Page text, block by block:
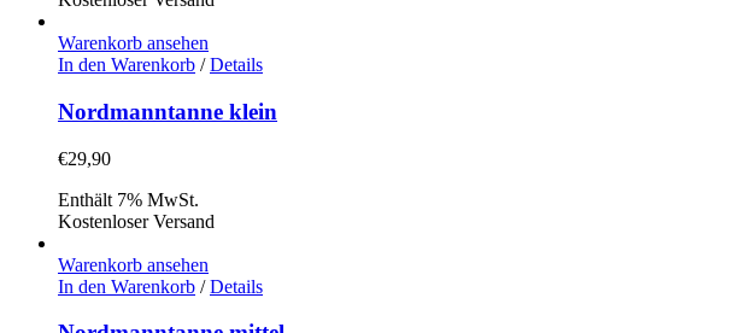
Warenkorb ansehen
In den Warenkorb / Details
Nordmanntanne klein
€29,90
Enthält 7% MwSt.
Kostenloser Versand
Warenkorb ansehen
In den Warenkorb / Details